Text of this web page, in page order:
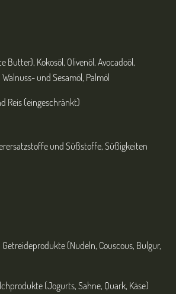
Butter), Kokosöl, Olivenöl, Avocadoöl,
und Sesamöl, Palmöl
Reis (eingeschränkt)
und Süßstoffe, Süßigkeiten
(Nudeln, Couscous, Bulgur,
(Jogurts, Sahne, Quark, Käse)